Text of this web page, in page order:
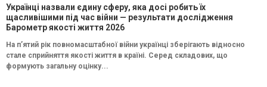
Українці назвали єдину сферу, яка досі робить їх
щасливішими під час війни — результати дослідження
Барометр якості життя 2026
На п’ятий рік повномасштабної війни українці зберігають відносно
стале сприйняття якості життя в країні. Серед складових, що
формують загальну оцінку...